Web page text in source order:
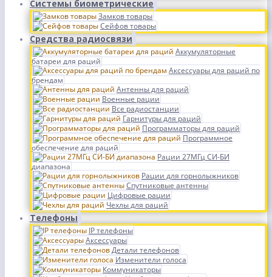
Системы биометрические
Замков товары
Сейфов товары
Средства радиосвязи
Аккумуляторные
батареи для раций
Аксессуары для раций по
брендам
Антенны для раций
Военные рации
Все радиостанции
Гарнитуры для раций
Программаторы для раций
Программное
обеспечение для раций
Рации 27МГц СИ-БИ
диапазона
Рации для горнолыжников
Спутниковые антенны
Цифровые рации
Чехлы для раций
Телефоны
IP телефоны
Аксессуары
Детали телефонов
Изменители голоса
Коммуникаторы